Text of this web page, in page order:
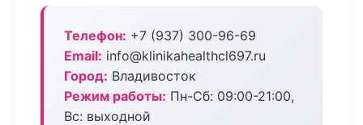
Телефон: +7 (937) 300-96-69
Email: info@klinikahealthcl697.ru
Город: Владивосток
Режим работы: Пн-Сб: 09:00-21:00,
Вс: выходной